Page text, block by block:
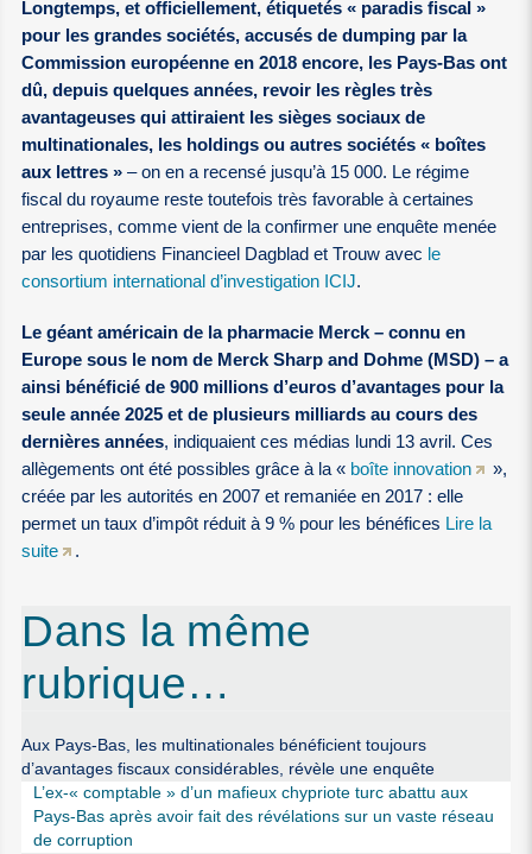
Longtemps, et officiellement, étiquetés « paradis fiscal »
pour les grandes sociétés, accusés de dumping par la
Commission européenne en 2018 encore, les Pays-Bas ont
dû, depuis quelques années, revoir les règles très
avantageuses qui attiraient les sièges sociaux de
multinationales, les holdings ou autres sociétés « boîtes
aux lettres » – on en a recensé jusqu’à 15 000. Le régime
fiscal du royaume reste toutefois très favorable à certaines
entreprises, comme vient de la confirmer une enquête menée
par les quotidiens Financieel Dagblad et Trouw avec le
consortium international d’investigation ICIJ.
Le géant américain de la pharmacie Merck – connu en
Europe sous le nom de Merck Sharp and Dohme (MSD) – a
ainsi bénéficié de 900 millions d’euros d’avantages pour la
seule année 2025 et de plusieurs milliards au cours des
dernières années, indiquaient ces médias lundi 13 avril. Ces
allègements ont été possibles grâce à la « boîte innovation
»,
créée par les autorités en 2007 et remaniée en 2017 : elle
permet un taux d’impôt réduit à 9 % pour les bénéfices Lire la
suite
.
Dans la même
rubrique…
Aux Pays-Bas, les multinationales bénéficient toujours
d’avantages fiscaux considérables, révèle une enquête
L’ex-« comptable » d’un mafieux chypriote turc abattu aux
Pays-Bas après avoir fait des révélations sur un vaste réseau
de corruption